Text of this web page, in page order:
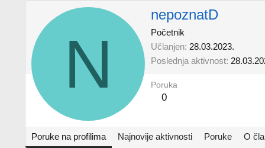
N
nepoznatD
Početnik
Učlanjen 28.03.2023.
Poslednja aktivnost
Poruka
0
Poruke na profilima Najnovije aktivnosti Poruke O